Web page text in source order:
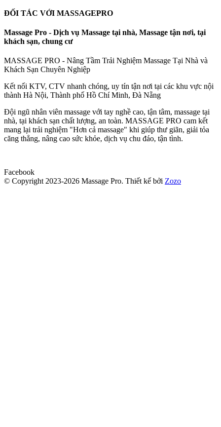
ĐỐI TÁC VỚI MASSAGEPRO
Massage Pro - Dịch vụ Massage tại nhà, Massage tận nơi, tại
khách sạn, chung cư
MASSAGE PRO - Nâng Tầm Trải Nghiệm Massage Tại Nhà và
Khách Sạn Chuyên Nghiệp
Kết nối KTV, CTV nhanh chóng, uy tín tận nơi tại các khu vực nội
thành Hà Nội, Thành phố Hồ Chí Minh, Đà Nẵng
Đội ngũ nhân viên massage với tay nghề cao, tận tâm, massage tại
nhà, tại khách sạn chất lượng, an toàn. MASSAGE PRO cam kết
mang lại trải nghiệm "Hơn cả massage" khi giúp thư giãn, giải tỏa
căng thẳng, nâng cao sức khỏe, dịch vụ chu đáo, tận tình.
Facebook
© Copyright 2023-2026 Massage Pro. Thiết kế bởi Zozo